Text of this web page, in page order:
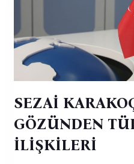
SEZAİ
GÖZÜNDEN
İLİŞKİLERİ